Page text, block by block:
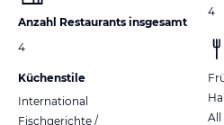
Anzahl Restaurants insgesamt
4
Küchenstile
International
Fischgerichte /
4
All